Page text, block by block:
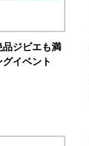
品ジビエも満
イベント